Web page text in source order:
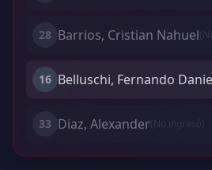
28 Barrios, Cristian Nahuel
16 Belluschi, Fernando
33 Diaz, Alexander(No ingresó)